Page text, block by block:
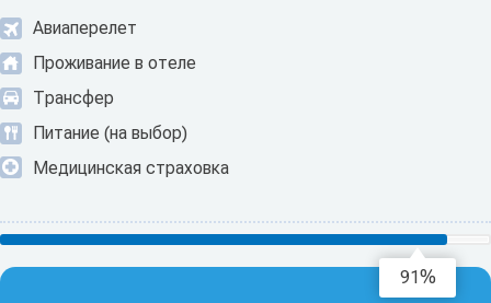
Авиаперелет
Проживание в отеле
Трансфер
Питание (на выбор)
Медицинская страховка
93%